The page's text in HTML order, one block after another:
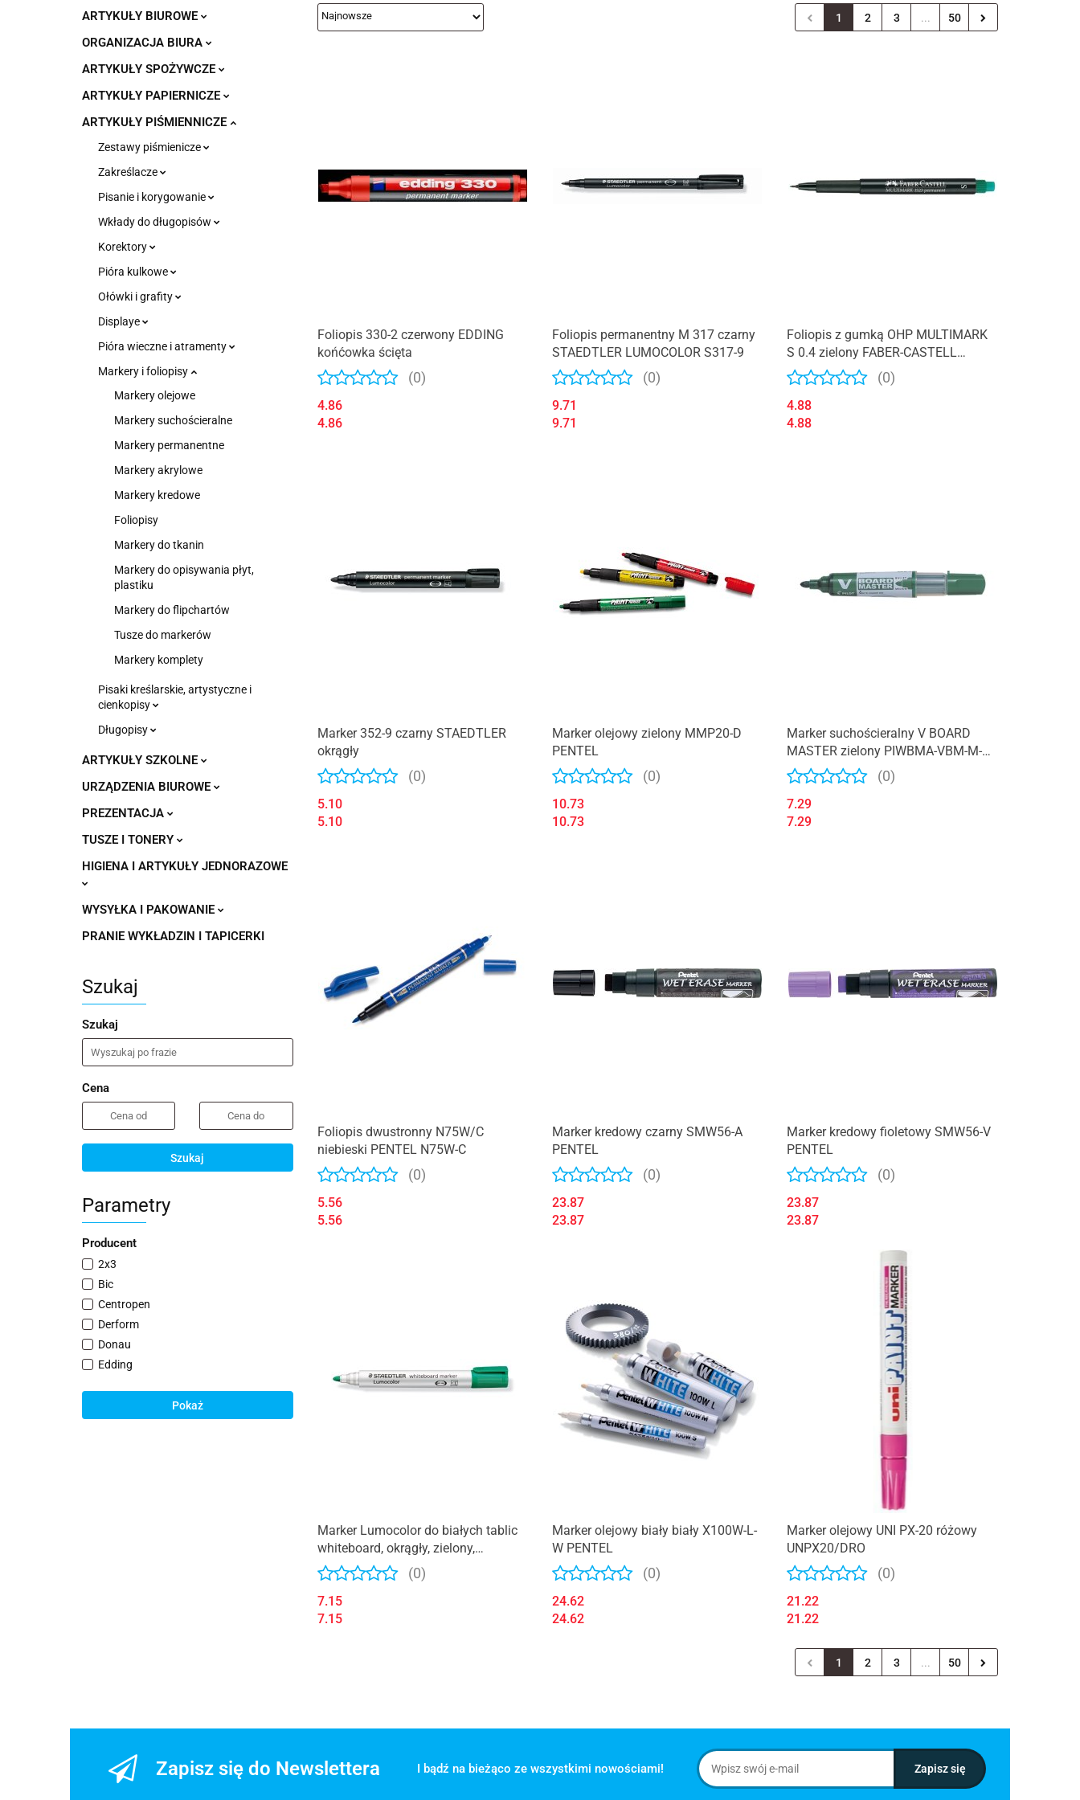
ARTYKUŁY BIUROWE
ORGANIZACJA BIURA
ARTYKUŁY SPOŻYWCZE
ARTYKUŁY PAPIERNICZE
ARTYKUŁY PIŚMIENNICZE
Zestawy piśmienicze
Zakreślacze
Pisanie i korygowanie
Wkłady do długopisów
Korektory
Pióra kulkowe
Ołówki i grafity
Displaye
Pióra wieczne i atramenty
Markery i foliopisy
Markery olejowe
Markery suchościeralne
Markery permanentne
Markery akrylowe
Markery kredowe
Foliopisy
Markery do tkanin
Markery do opisywania płyt,
plastiku
Markery do flipchartów
Tusze do markerów
Markery komplety
Pisaki kreślarskie, artystyczne i
cienkopisy
Długopisy
ARTYKUŁY SZKOLNE
URZĄDZENIA BIUROWE
PREZENTACJA
TUSZE I TONERY
HIGIENA I ARTYKUŁY JEDNORAZOWE
WYSYŁKA I PAKOWANIE
PRANIE WYKŁADZIN I TAPICERKI
Szukaj
Szukaj
Cena
Szukaj
Parametry
Producent
2x3
Bic
Centropen
Derform
Donau
Edding
Rystor
Sharpie
Stabilo
Pokaż
1 2 3 ... 50
Foliopis 330-2 czerwony EDDING
końćowka ścięta
(0)
4.86
4.86
Foliopis permanentny M 317 czarny
STAEDTLER LUMOCOLOR S317-9
(0)
9.71
9.71
Foliopis z gumką OHP MULTIMARK
S 0.4 zielony FABER-CASTELL
FC152363
(0)
4.88
4.88
Marker 352-9 czarny STAEDTLER
okrągły
(0)
5.10
5.10
Marker olejowy zielony MMP20-D
PENTEL
(0)
10.73
10.73
Marker suchościeralny V BOARD
MASTER zielony PIWBMA-VBM-M-G-
BG PILOT
(0)
7.29
7.29
Foliopis dwustronny N75W/C
niebieski PENTEL N75W-C
(0)
5.56
5.56
Marker kredowy czarny SMW56-A
PENTEL
(0)
23.87
23.87
Marker kredowy fioletowy SMW56-V
PENTEL
(0)
23.87
23.87
Marker Lumocolor do białych tablic
whiteboard, okrągły, zielony,
Staedtler S 351-5(0)
7.15
7.15
Marker olejowy biały biały X100W-L-
W PENTEL
(0)
24.62
24.62
Marker olejowy UNI PX-20 różowy
UNPX20/DRO
(0)
21.22
21.22
1 2 3 ... 50
Zapisz się do Newslettera I bądź na bieżąco ze wszystkimi nowościami!